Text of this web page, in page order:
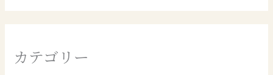
カテゴリー